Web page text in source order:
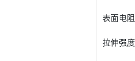
表面电
拉伸强